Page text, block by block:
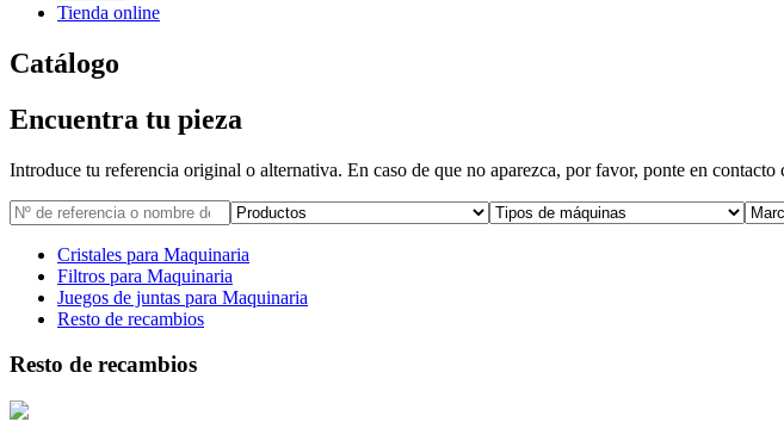
Tienda online
Catálogo
Encuentra tu pieza
Introduce tu referencia original o alternativa. En caso de que no aparezca, por favor, ponte en contacto
Cristales para Maquinaria
Filtros para Maquinaria
Juegos de juntas para Maquinaria
Resto de recambios
Resto de recambios